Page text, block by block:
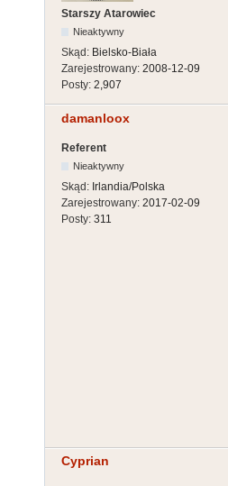
Starszy Atarowiec
Nieaktywny
Skąd: Bielsko-Biała
Zarejestrowany: 2008-12-09
Posty: 2,907
damanloox
Referent
Nieaktywny
Skąd: Irlandia/Polska
Zarejestrowany: 2017-02-09
Posty: 311
Cyprian